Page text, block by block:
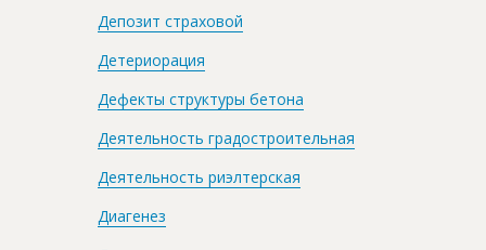
Депозит страховой
Детериорация
Дефекты структуры бетона
Деятельность градостроительная
Деятельность риэлтерская
Диагенез